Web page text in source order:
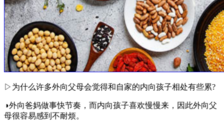
▷为什么许多外向父母会觉得和自家的内向孩子相处有些累?
◑外向爸妈做事快节奏，而内向孩子喜欢慢慢来，因此外向父
母很容易感到不耐烦。